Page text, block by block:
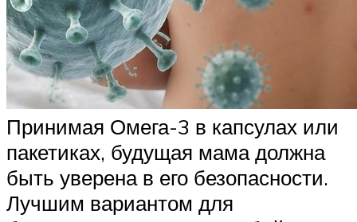
Принимая Омега-3 в капсулах или
пакетиках, будущая мама должна
быть уверена в его безопасности.
Лучшим вариантом для